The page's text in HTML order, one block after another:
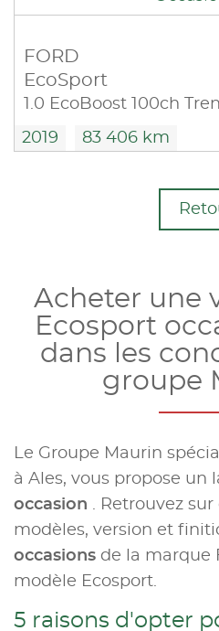
FORD
EcoSport
1.0 EcoBoost 100ch
2019 83 406 km
Acheter une
Ecosport
dans les
groupe
Le Groupe Maurin
à Ales, vous propose un
occasion . Retrouvez
modèles, version et
occasions de la marque
modèle Ecosport.
5 raisons d'opter